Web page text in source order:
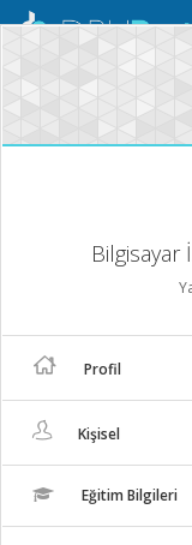
Bilgisayar
Profil
Kişisel
Eğitim Bilgileri